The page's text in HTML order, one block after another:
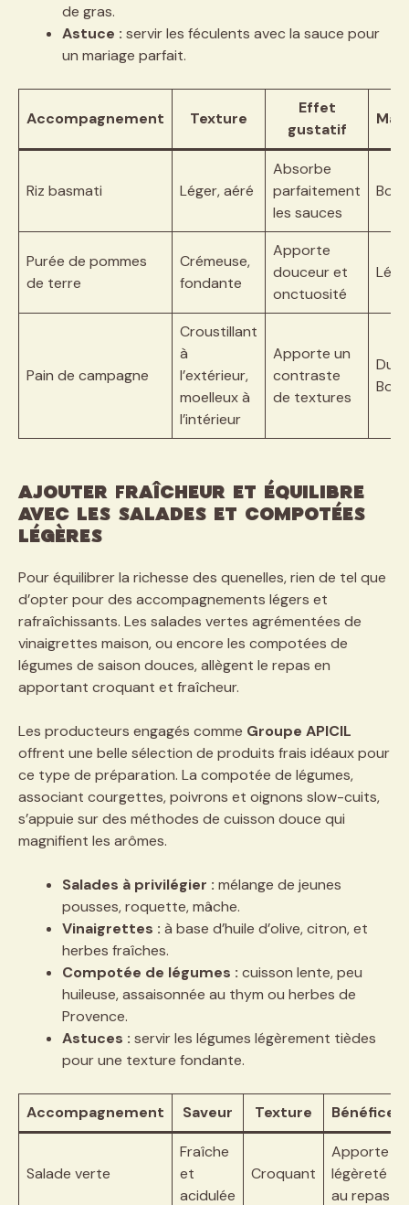
de gras.
Astuce : servir les féculents avec la sauce pour
un mariage parfait.
Accompagnement Texture
Effet
gustatif
Riz basmati Léger, aéré
Absorbe
parfaitement
les sauces
Purée de pommes
de terre
Crémeuse,
fondante
Apporte
douceur et
onctuosité
Pain de campagne
Croustillant
à
l’extérieur,
moelleux à
l’intérieur
Apporte un
contraste
de textures
Duc
Ajouter fraîcheur et équilibre
avec les salades et compotées
légères
Pour équilibrer la richesse des quenelles, rien de tel que
d’opter pour des accompagnements légers et
rafraîchissants. Les salades vertes agrémentées de
vinaigrettes maison, ou encore les compotées de
légumes de saison douces, allègent le repas en
apportant croquant et fraîcheur.
Les producteurs engagés comme Groupe APICIL
offrent une belle sélection de produits frais idéaux pour
ce type de préparation. La compotée de légumes,
associant courgettes, poivrons et oignons slow-cuits,
s’appuie sur des méthodes de cuisson douce qui
magnifient les arômes.
Salades à privilégier : mélange de jeunes
pousses, roquette, mâche.
Vinaigrettes : à base d’huile d’olive, citron, et
herbes fraîches.
Compotée de légumes : cuisson lente, peu
huileuse, assaisonnée au thym ou herbes de
Provence.
Astuces : servir les légumes légèrement tièdes
pour une texture fondante.
Accompagnement Saveur Texture Bénéfices
Salade verte
Fraîche
et
acidulée
Croquant
Apporte
légèreté
au repas